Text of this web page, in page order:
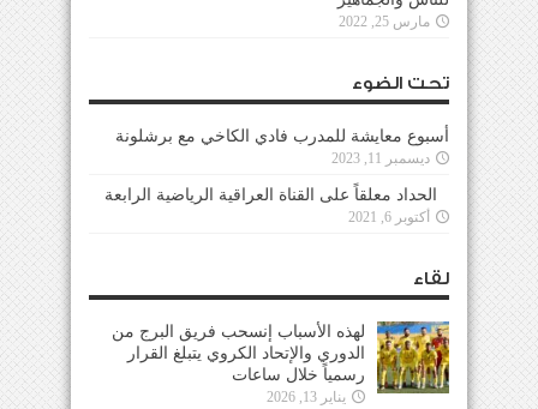
مارس 25, 2022
تحت الضوء
أسبوع معايشة للمدرب فادي الكاخي مع برشلونة
ديسمبر 11, 2023
الحداد معلقاً على القناة العراقية الرياضية الرابعة
أكتوبر 6, 2021
لقاء
لهذه الأسباب إنسحب فريق البرج من
الدوري والإتحاد الكروي يتبلغ القرار
رسمياً خلال ساعات
يناير 13, 2026